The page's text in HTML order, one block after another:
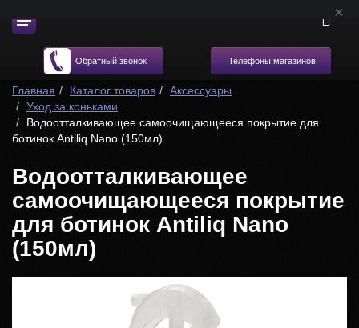
Обратный звонок Телефоны магазинов
Главная Каталог товаров
Аксессуары
Уход за коньками
Водоотталкивающее самоочищающееся покрытие для
ботинок Antiliq Nano (150мл)
Водоотталкивающее
самоочищающееся покрытие
для ботинок Antiliq Nano
(150мл)